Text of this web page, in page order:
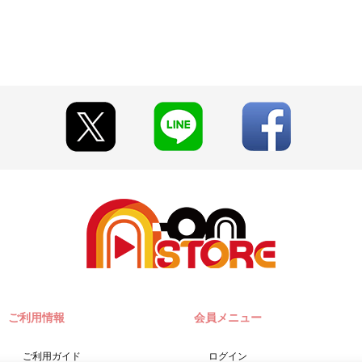
原１「A-on STORE出張版」スペース内にて開催の『「コードギ
える場合がございます。
す。あらかじめご了承ください。
イジー）」、「WEB・スマホ決済」のみとなります。
ご利用情報
ご利用ガイド
会員メニュー
ログイン